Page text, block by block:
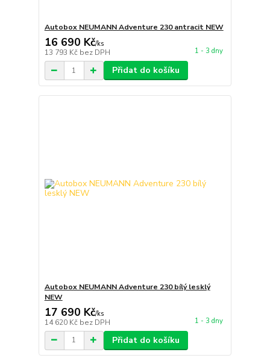
Autobox NEUMANN Adventure 230 antracit NEW
16 690 Kč/ks
13 793 Kč bez DPH 1 - 3 dny
Přidat do košíku
Autobox NEUMANN Adventure 230 bílý lesklý
NEW
17 690 Kč/ks
14 620 Kč bez DPH 1 - 3 dny
Přidat do košíku